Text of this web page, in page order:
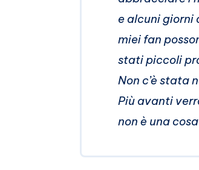
e alcuni giorni
miei fan
stati piccoli
Non c’è stata
Più avanti
non è una